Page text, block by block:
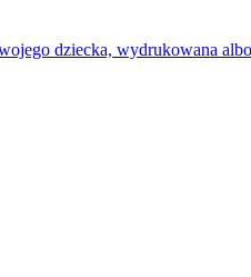
dziecka, wydrukowana